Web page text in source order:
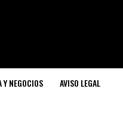
Y NEGOCIOS AVISO LEGAL